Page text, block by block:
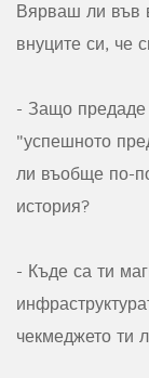
Вярваш ли във
внуците си, че
- Защо предаде
"успешното
ли въобще по-
история?
- Къде са ти
чекмеджето ти